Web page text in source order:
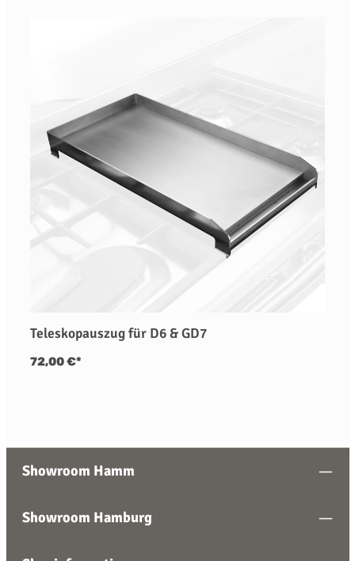
Teleskopauszug für D6 & GD7
72,00 €*
Showroom Hamm
Showroom Hamburg